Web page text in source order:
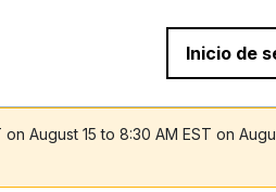
Inicio de
August 15 to 8:30 AM EST on